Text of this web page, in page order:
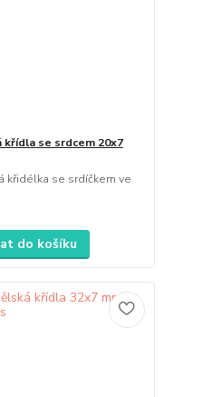
křídla se srdcem 20x7
křidélka se srdíčkem ve
do košíku